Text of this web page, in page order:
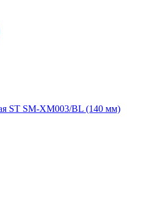
ST SM-XM003/BL (140 мм)